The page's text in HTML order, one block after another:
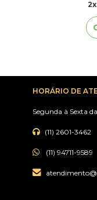
2x
HORÁRIO DE
Segunda à Sexta
(11) 2601-3462
(11) 94711-9589